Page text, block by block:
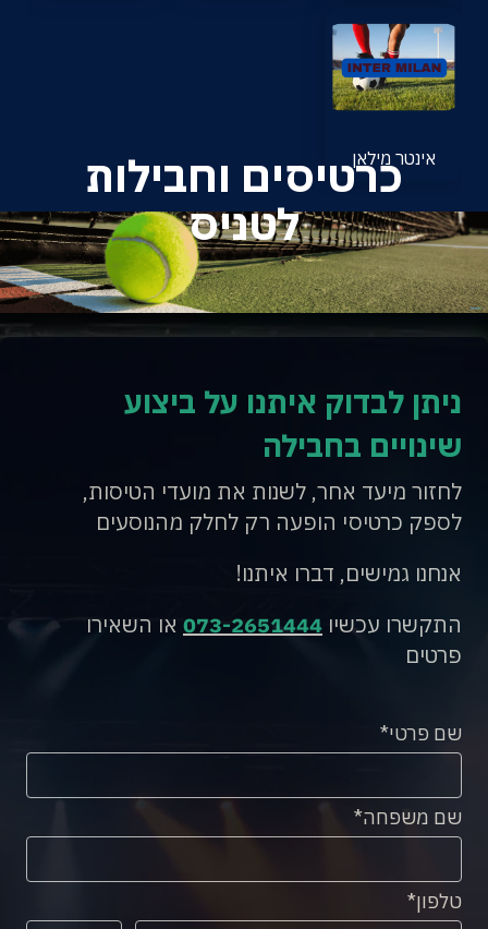
אינטר מילאן
כרטיסים וחבילות
לטניס
ניתן לבדוק איתנו על ביצוע
שינויים בחבילה
לחזור מיעד אחר, לשנות את מועדי הטיסות,
לספק כרטיסי הופעה רק לחלק מהנוסעים
אנחנו גמישים, דברו איתנו!
התקשרו עכשיו 073-2651444 או השאירו
פרטים
שם פרטי
שם משפחה
טלפון